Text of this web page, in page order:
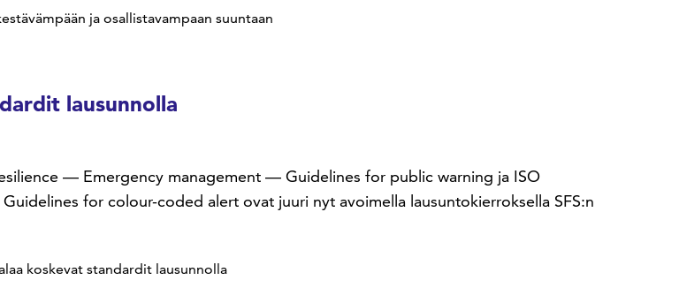
ja osallistavampaan suuntaan
lausunnolla
— Emergency management — Guidelines for public warning ja ISO
for colour-coded alert ovat juuri nyt avoimella lausuntokierroksella SFS:n
koskevat standardit lausunnolla